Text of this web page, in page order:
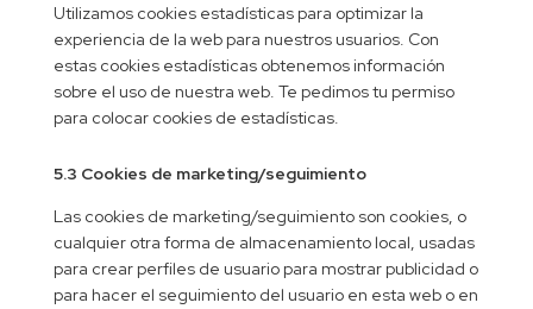
Utilizamos cookies estadísticas para optimizar la
experiencia de la web para nuestros usuarios. Con
estas cookies estadísticas obtenemos información
sobre el uso de nuestra web. Te pedimos tu permiso
para colocar cookies de estadísticas.
5.3 Cookies de marketing/seguimiento
Las cookies de marketing/seguimiento son cookies, o
cualquier otra forma de almacenamiento local, usadas
para crear perfiles de usuario para mostrar publicidad o
para hacer el seguimiento del usuario en esta web o en